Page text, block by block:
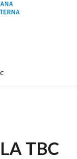
TBC